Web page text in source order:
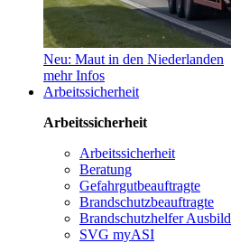
Neu: Maut in den Niederlanden
mehr Infos
Arbeitssicherheit
Arbeitssicherheit
Arbeitssicherheit
Beratung
Gefahrgutbeauftragte
Brandschutzbeauftragte
Brandschutzhelfer
SVG myASI